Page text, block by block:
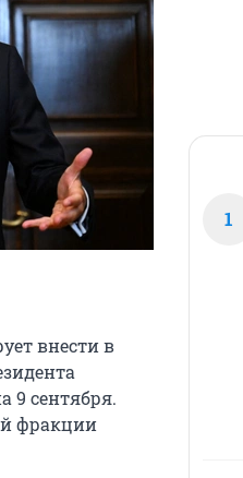
внести в
9 сентября.
фракции
1